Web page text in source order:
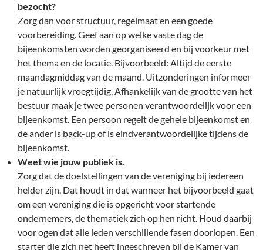
bezocht?
Zorg dan voor structuur, regelmaat en een goede
voorbereiding. Geef aan op welke vaste dag de
bijeenkomsten worden georganiseerd en bij voorkeur met
het thema en de locatie. Bijvoorbeeld: Altijd de eerste
maandagmiddag van de maand. Uitzonderingen informeer
je natuurlijk vroegtijdig. Afhankelijk van de grootte van het
bestuur maak je twee personen verantwoordelijk voor een
bijeenkomst. Een persoon regelt de gehele bijeenkomst en
de ander is back-up of is eindverantwoordelijke tijdens de
bijeenkomst.
Weet wie jouw publiek is.
Zorg dat de doelstellingen van de vereniging bij iedereen
helder zijn. Dat houdt in dat wanneer het bijvoorbeeld gaat
om een vereniging die is opgericht voor startende
ondernemers, de thematiek zich op hen richt. Houd daarbij
voor ogen dat alle leden verschillende fasen doorlopen. Een
starter die zich net heeft ingeschreven bij de Kamer van